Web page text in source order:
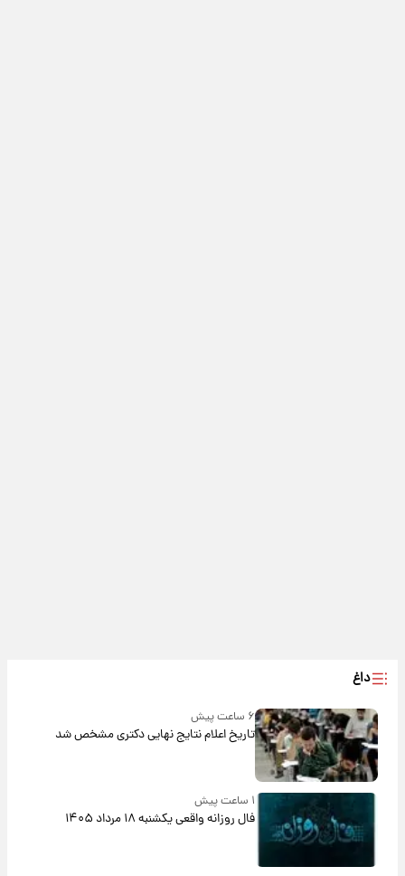
داغ
۶ ساعت پیش
تاریخ اعلام نتایج نهایی دکتری مشخص شد
۱ ساعت پیش
فال روزانه واقعی یکشنبه ۱۸ مرداد ۱۴۰۵